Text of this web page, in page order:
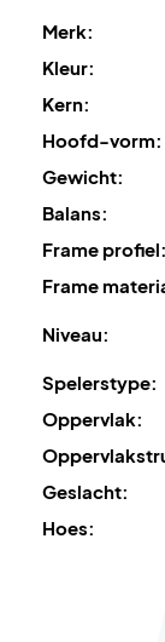
C2 Tubular
Anti-Fragile
de
Firm EVA Foam
gebruikt. Dit
slagen.
Verover de
OPMERKING:
Merk:
Kleur:
Kern:
Hoofd-vorm:
Gewicht:
Balans:
Frame profiel:
Frame
Niveau:
Spelerstype:
Oppervlak:
Geslacht:
Hoes: